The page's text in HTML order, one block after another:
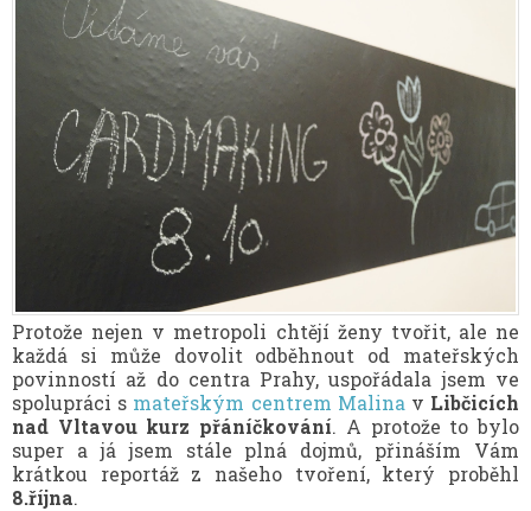
Protože nejen v metropoli chtějí ženy tvořit, ale ne
každá si může dovolit odběhnout od mateřských
povinností až do centra Prahy, uspořádala jsem ve
spolupráci s mateřským centrem Malina v Libčicích
nad Vltavou kurz přáníčkování. A protože to bylo
super a já jsem stále plná dojmů, přináším Vám
krátkou reportáž z našeho tvoření, který proběhl
8.října.